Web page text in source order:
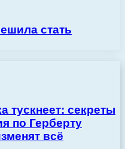
стать
тускнеет: секреты
по Герберту
всё